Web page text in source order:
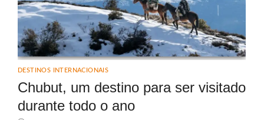
DESTINOS INTERNACIONAIS
Chubut, um destino para ser visitado
durante todo o ano